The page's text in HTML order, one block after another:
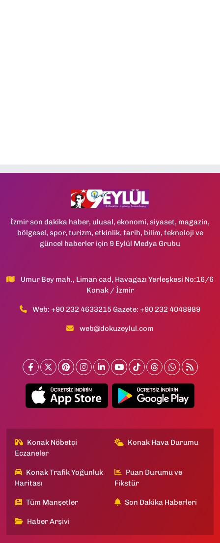
İzmir son dakika haber, ulusal, ekonomi, siyaset, magazin,
bölgesel, spor, turizm, etkinlik, tarih, bilim, teknoloji ve
güncel haberler için 9 Eylül Medya Grubu
Umur Bey mah., Liman cad, Havagazı Yerleşkesi No:16/6
Konak / İzmir
Web: +90 232 4633215 Gazete: +90 232 4048989
web@dokuzeylul.com
Konak Nöbetçi
Eczaneler
Konak Hava Durumu
Konak Trafik Yoğunluk
Haritası
Puan Durumu ve
Fikstür
Tüm Manşetler Son Dakika Haberleri
Haber Arşivi